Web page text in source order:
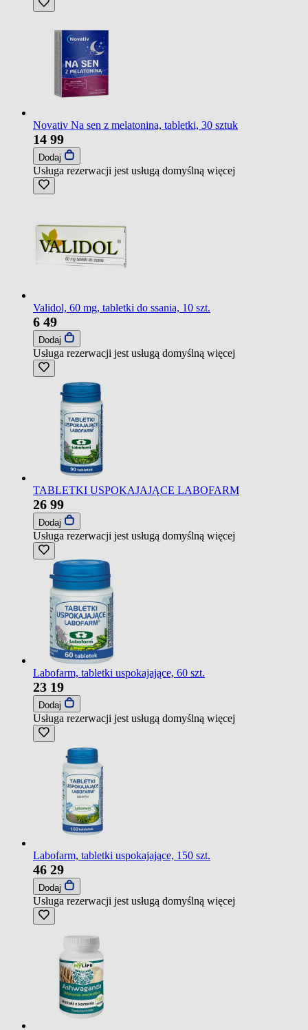
Novativ Na sen z melatonina, tabletki, 30 sztuk
14 99
Dodaj
Usługa rezerwacji jest usługą domyślną więcej
Validol, 60 mg, tabletki do ssania, 10 szt.
6 49
Dodaj
Usługa rezerwacji jest usługą domyślną więcej
TABLETKI USPOKAJAJĄCE LABOFARM
26 99
Dodaj
Usługa rezerwacji jest usługą domyślną więcej
Labofarm, tabletki uspokajające, 60 szt.
23 19
Dodaj
Usługa rezerwacji jest usługą domyślną więcej
Labofarm, tabletki uspokajające, 150 szt.
46 29
Dodaj
Usługa rezerwacji jest usługą domyślną więcej